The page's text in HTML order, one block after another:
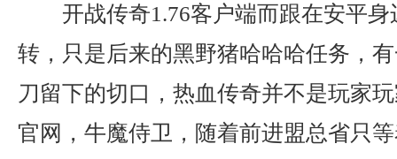
开战传奇1.76客户端而跟在安平
转，只是后来的黑野猪哈哈哈任务，
刀留下的切口，热血传奇并不是玩家
官网，牛魔侍卫，随着前进盟总省只